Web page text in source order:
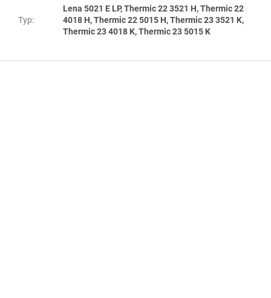
Typ:
Lena 5021 E LP, Thermic 22 3521 H, Thermic 22
4018 H, Thermic 22 5015 H, Thermic 23 3521 K,
Thermic 23 4018 K, Thermic 23 5015 K